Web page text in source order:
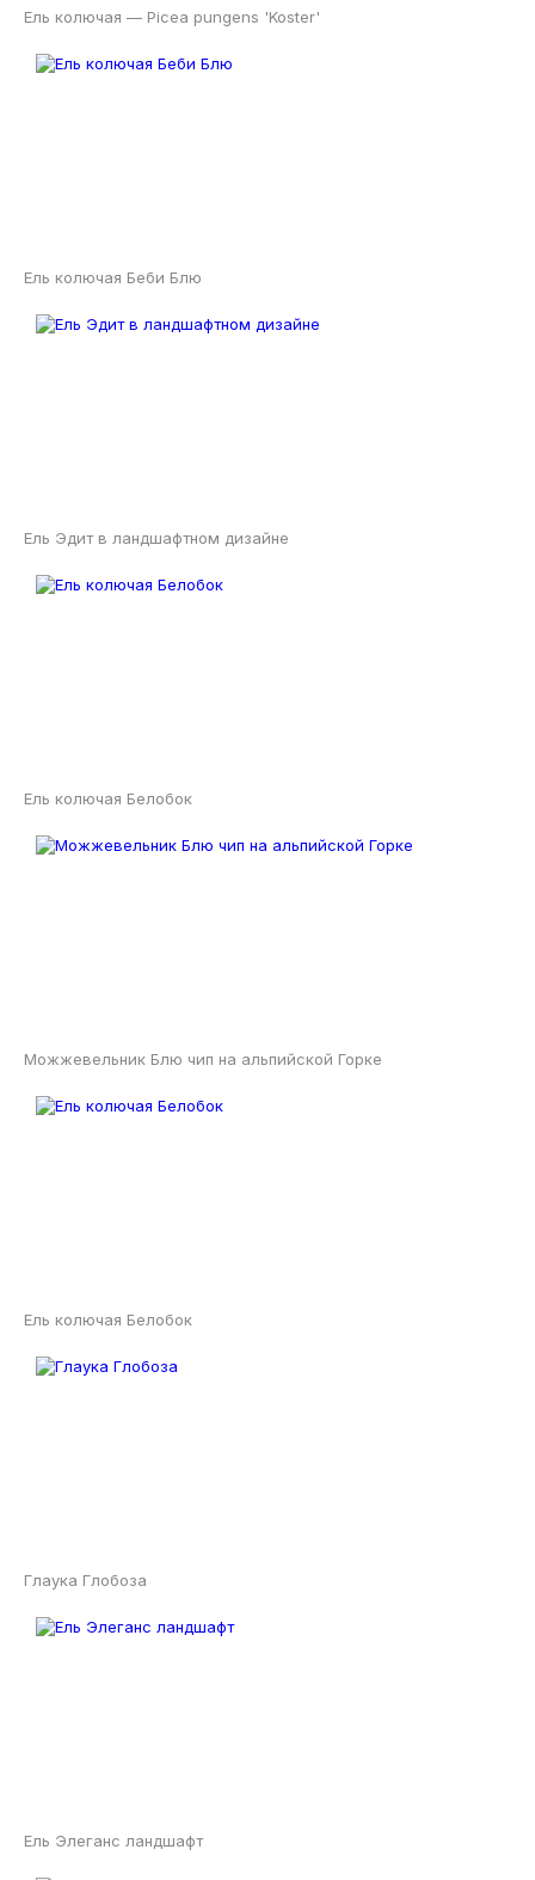
Ель колючая — Picea pungens 'Koster'
Ель колючая Беби Блю
Ель Эдит в ландшафтном дизайне
Ель колючая Белобок
Можжевельник Блю чип на альпийской Горке
Ель колючая Белобок
Глаука Глобоза
Ель Элеганс ландшафт